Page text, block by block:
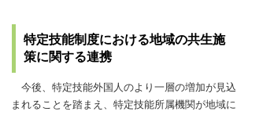
特定技能制度における地域の共生施
策に関する連携
今後、特定技能外国人のより一層の増加が見込
まれることを踏まえ、特定技能所属機関が地域に